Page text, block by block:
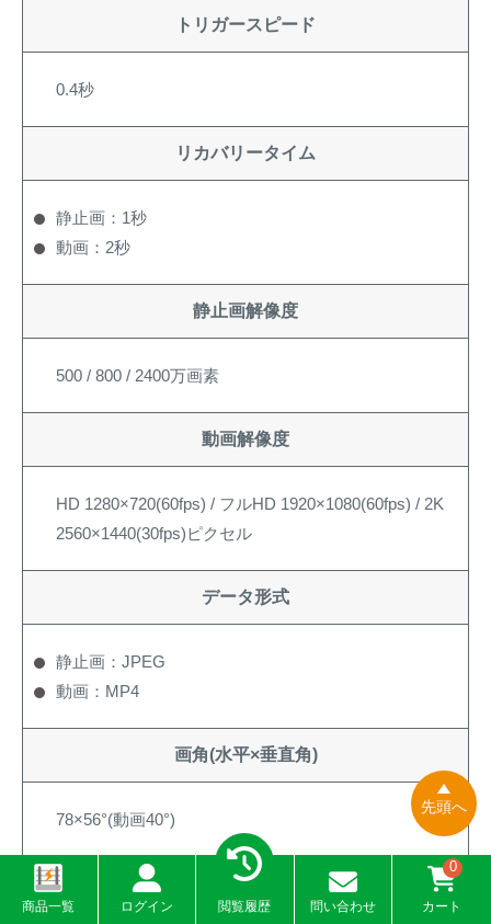
トリガースピード
0.4秒
リカバリータイム
静止画：1秒
動画：2秒
静止画解像度
500 / 800 / 2400万画素
動画解像度
HD 1280×720(60fps) / フルHD 1920×1080(60fps) / 2K
2560×1440(30fps)ピクセル
データ形式
静止画：JPEG
動画：MP4
画角(水平×垂直角)
78×56°(動画40°)
センサー反応範囲
商品一覧 ログイン 閲覧履歴 問い合わせ
0
カート
先頭へ